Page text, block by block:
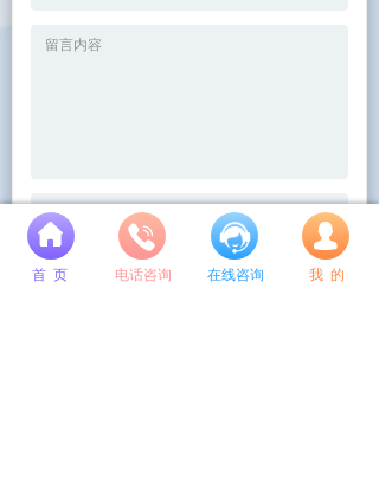
넙
首 页 电话咨询 在线咨询 我 的